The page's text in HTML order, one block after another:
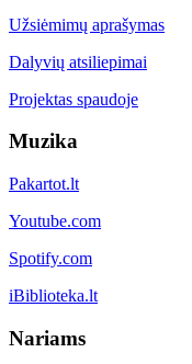
Užsiėmimų aprašymas
Dalyvių atsiliepimai
Projektas spaudoje
Muzika
Pakartot.lt
Youtube.com
Spotify.com
iBiblioteka.lt
Nariams